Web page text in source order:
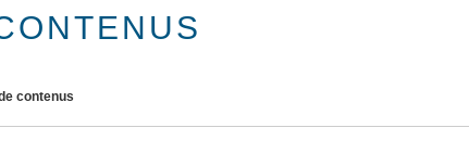
contenus